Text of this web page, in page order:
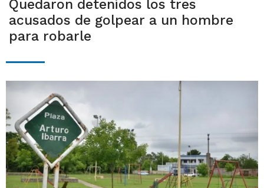
Quedaron detenidos los tres
acusados de golpear a un hombre
para robarle